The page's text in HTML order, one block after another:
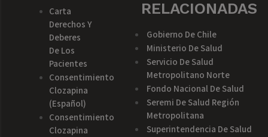
Carta
Derechos Y
Deberes
De Los
Pacientes
Consentimiento
Clozapina
(español)
Consentimiento
Clozapina
RELACIONADAS
Gobierno De Chile
Ministerio De Salud
Servicio De Salud
Metropolitano Norte
Fondo Nacional De Salud
Seremi De Salud Región
Metropolitana
Superintendencia De Salud